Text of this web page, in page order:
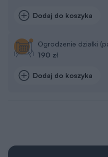
Dodaj do koszyka
Ogrodzenie działki
190 zł
Dodaj do koszyka